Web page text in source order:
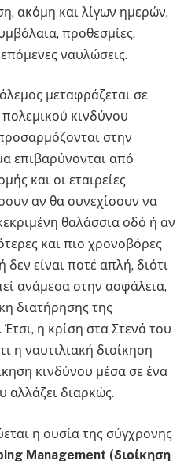
ακόμη και λίγων ημερών,
προθεσμίες,
ναυλώσεις.
μεταφράζεται σε
κινδύνου
στην
επιβαρύνονται από
και οι εταιρείες
αν θα συνεχίσουν να
θαλάσσια οδό ή αν
και πιο χρονοβόρες
δεν είναι ποτέ απλή, διότι
ανάμεσα στην ασφάλεια,
διατήρησης της
Έτσι, η κρίση στα Στενά του
η ναυτιλιακή διοίκηση
κινδύνου μέσα σε ένα
αλλάζει διαρκώς.
η ουσία της σύγχρονης
Management (διοίκηση